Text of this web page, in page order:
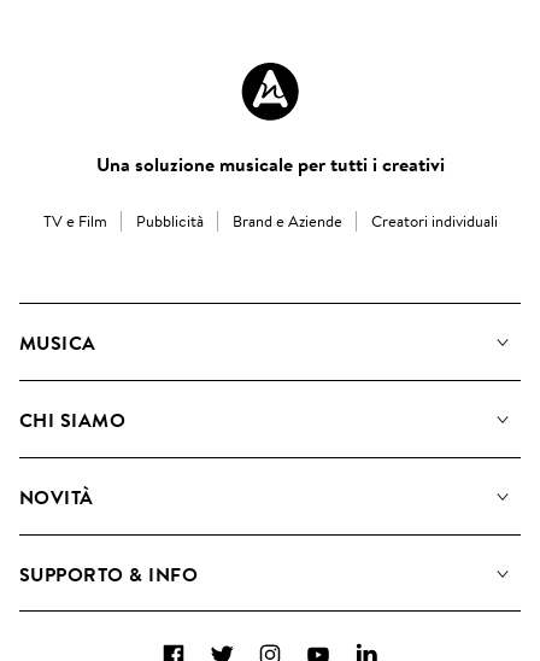
Una soluzione musicale per tutti i creativi
TV e Film Pubblicità Brand e Aziende Creatori individuali
MUSICA
Cerca
CHI SIAMO
Come utilizziamo l'intelligenza artificiale
NOVITÀ
SUPPORTO & INFO
FacebookTwitterInstagramYouTubeLinkedIn